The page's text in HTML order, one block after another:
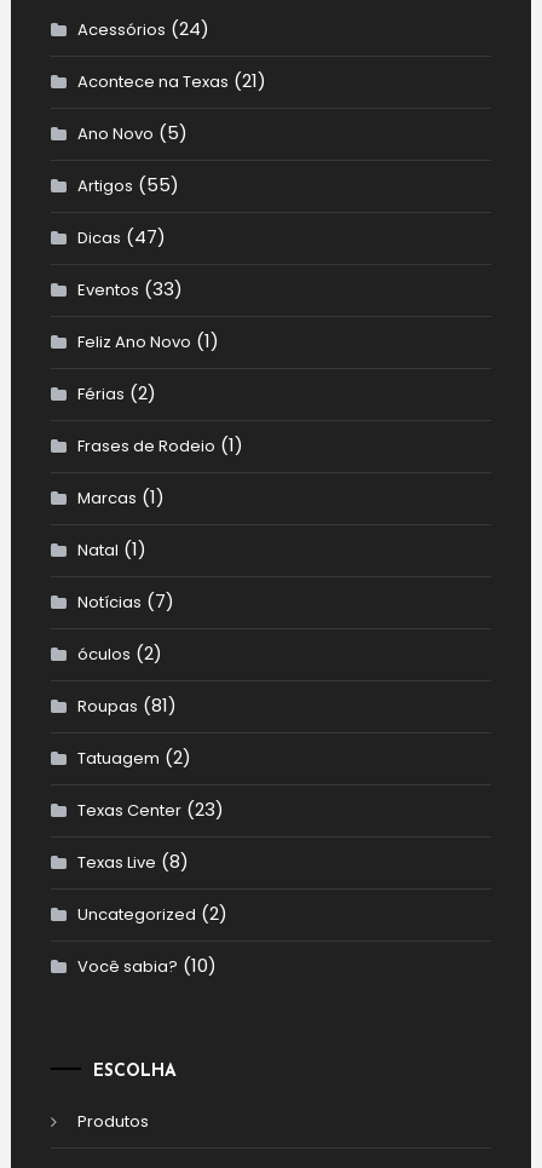
Acessórios (24)
Acontece na Texas (21)
Ano Novo (5)
Artigos (55)
Dicas (47)
Eventos (33)
Feliz Ano Novo (1)
Férias (2)
Frases de Rodeio (1)
Marcas (1)
Natal (1)
Notícias (7)
óculos (2)
Roupas (81)
Tatuagem (2)
Texas Center(23)
Texas Live (8)
Uncategorized (2)
Você sabia? (10)
ESCOLHA
Produtos